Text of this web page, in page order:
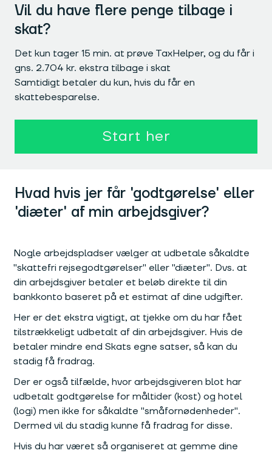
Vil du have flere penge tilbage i
skat?
Det kun tager 15 min. at prøve TaxHelper, og du får i
gns. 2.704 kr. ekstra tilbage i skat
Samtidigt betaler du kun, hvis du får en
skattebesparelse.
Start her
Hvad hvis jer får 'godtgørelse' eller
'diæter' af min arbejdsgiver?
Nogle arbejdspladser vælger at udbetale såkaldte
"skattefri rejsegodtgørelser" eller "diæter". Dvs. at
din arbejdsgiver betaler et beløb direkte til din
bankkonto baseret på et estimat af dine udgifter.
Her er det ekstra vigtigt, at tjekke om du har fået
tilstrækkeligt udbetalt af din arbejdsgiver. Hvis de
betaler mindre end Skats egne satser, så kan du
stadig få fradrag.
Der er også tilfælde, hvor arbejdsgiveren blot har
udbetalt godtgørelse for måltider (kost) og hotel
(logi) men ikke for såkaldte "småfornødenheder".
Dermed vil du stadig kunne få fradrag for disse.
Hvis du har været så organiseret at gemme dine